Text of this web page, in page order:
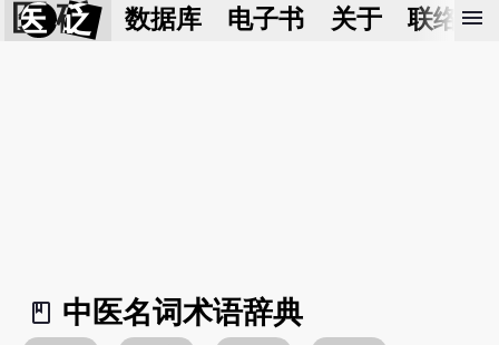
医 砭 数据库 电子书 关于 联络我
menu
book_2
中医名词术语辞典